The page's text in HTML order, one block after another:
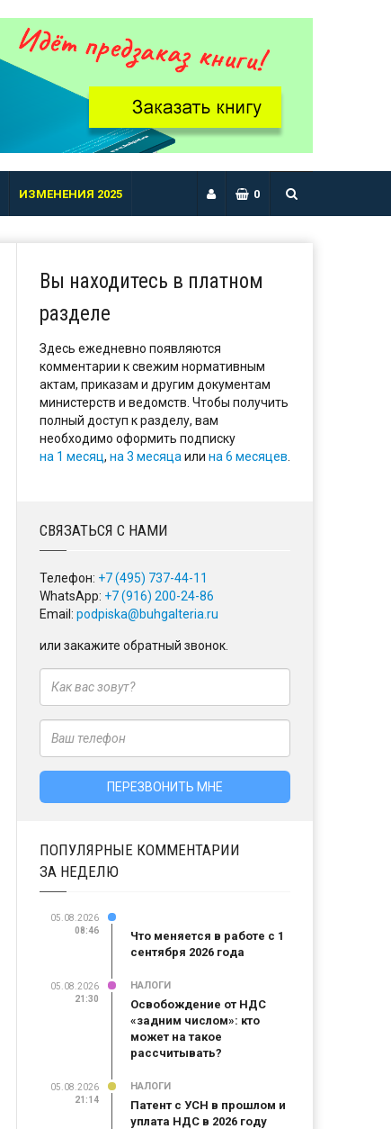
ИЗМЕНЕНИЯ 2025 0
Вы находитесь в платном
разделе
Здесь ежедневно появляются
комментарии к свежим нормативным
актам, приказам и другим документам
министерств и ведомств. Чтобы получить
полный доступ к разделу, вам
необходимо оформить подписку
на 1 месяц, на 3 месяца или на 6 месяцев
СВЯЗАТЬСЯ С НАМИ
Телефон: +7 (495) 737-44-11
WhatsApp: +7 (916) 200-24-86
Email: podpiska@buhgalteria.ru
или закажите обратный звонок.
ПОПУЛЯРНЫЕ КОММЕНТАРИИ
ЗА НЕДЕЛЮ
05.08.2026
08:46
Что меняется в работе с 1
сентября 2026 года
05.08.2026
21:30
НАЛОГИ
Освобождение от НДС
«задним числом»: кто
может на такое
рассчитывать?
05.08.2026
21:14
НАЛОГИ
Патент с УСН в прошлом и
уплата НДС в 2026 году